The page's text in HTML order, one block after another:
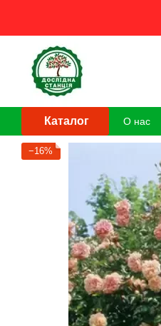
Каталог О нас
−16%